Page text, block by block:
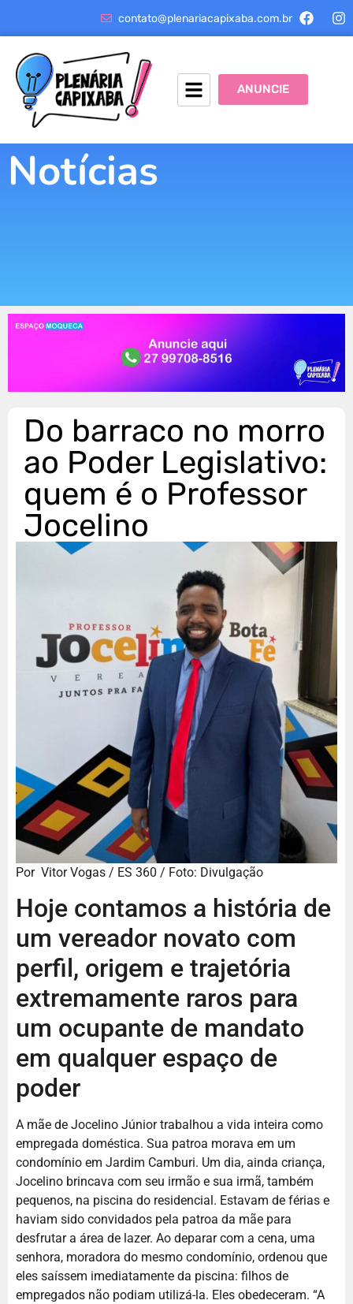
contato@plenariacapixaba.com.br
ANUNCIE
Notícias
Do barraco no morro
ao Poder Legislativo:
quem é o Professor
Jocelino
Por Vitor Vogas / ES 360 / Foto: Divulgação
Hoje contamos a história de
um vereador novato com
perfil, origem e trajetória
extremamente raros para
um ocupante de mandato
em qualquer espaço de
poder
A mãe de Jocelino Júnior trabalhou a vida inteira como
empregada doméstica. Sua patroa morava em um
condomínio em Jardim Camburi. Um dia, ainda criança,
Jocelino brincava com seu irmão e sua irmã, também
pequenos, na piscina do residencial. Estavam de férias e
haviam sido convidados pela patroa da mãe para
desfrutar a área de lazer. Ao deparar com a cena, uma
senhora, moradora do mesmo condomínio, ordenou que
eles saíssem imediatamente da piscina: filhos de
empregados não podiam utilizá-la. Eles obedeceram. “A